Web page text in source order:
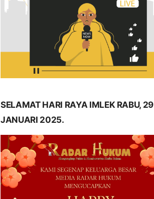
SELAMAT HARI RAYA IMLEK RABU, 29
JANUARI 2025.